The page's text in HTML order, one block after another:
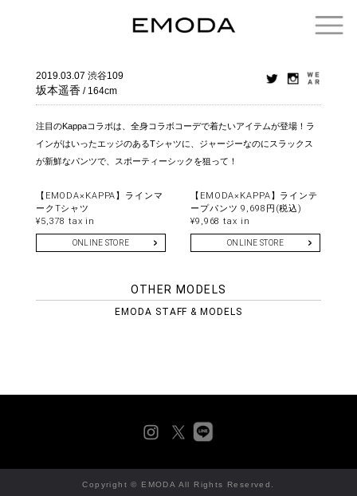
2019.03.07 渋谷109
坂本遥香 / 164cm
注目のKappaコラボは、全身コラボコーデで着たいアイテムが登場！ラ
インがはいったエッジのあるTシャツに、ジャージーなのにスラックス
が新鮮なパンツで、スポーティーシックを狙って！
【EMODA×KAPPA】ラインマ
ークTシャツ
¥5,378 tax in
ONLINE STORE
【EMODA×KAPPA】ラインテ
ープパンツ 9,698円(税込)
¥9,968 tax in
ONLINE STORE
OTHER MODELS
EMODA STAFF & MODELS
Copyright © EMODA All Rights Reserved.